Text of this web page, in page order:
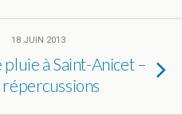
18 JUIN 2013
pluie à Saint-Anicet –
répercussions